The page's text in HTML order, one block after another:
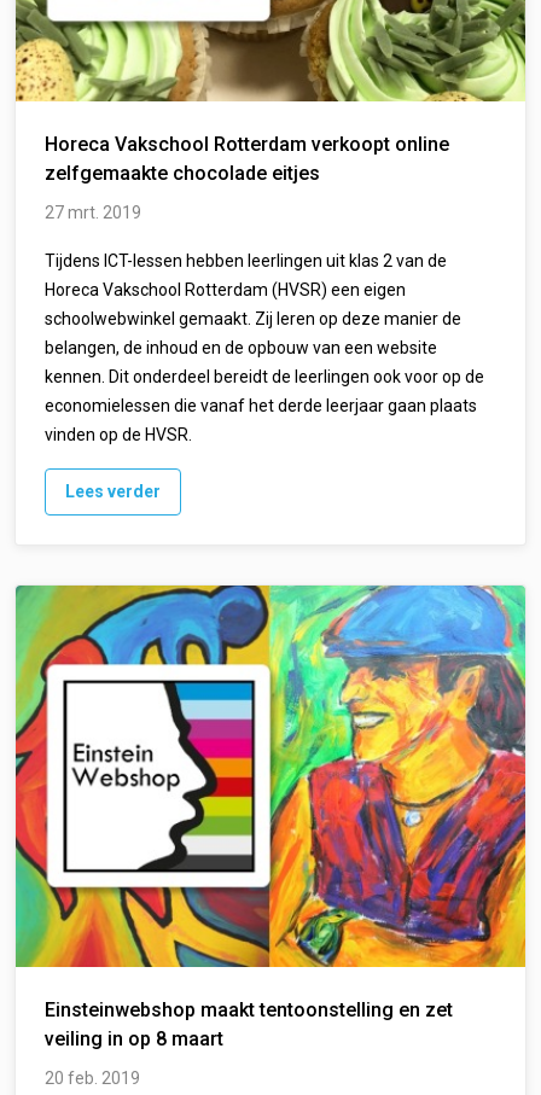
Horeca Vakschool Rotterdam verkoopt online
zelfgemaakte chocolade eitjes
27 mrt. 2019
Tijdens ICT-lessen hebben leerlingen uit klas 2 van de
Horeca Vakschool Rotterdam (HVSR) een eigen
schoolwebwinkel gemaakt. Zij leren op deze manier de
belangen, de inhoud en de opbouw van een website
kennen. Dit onderdeel bereidt de leerlingen ook voor op de
economielessen die vanaf het derde leerjaar gaan plaats
vinden op de HVSR.
Lees verder
Einsteinwebshop maakt tentoonstelling en zet
veiling in op 8 maart
20 feb. 2019